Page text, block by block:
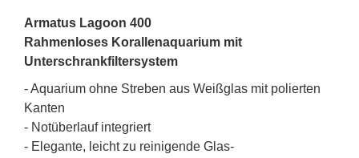
Armatus Lagoon 400
Rahmenloses Korallenaquarium mit
Unterschrankfiltersystem
- Aquarium ohne Streben aus Weißglas mit polierten
Kanten
- Notüberlauf integriert
- Elegante, leicht zu reinigende Glas-